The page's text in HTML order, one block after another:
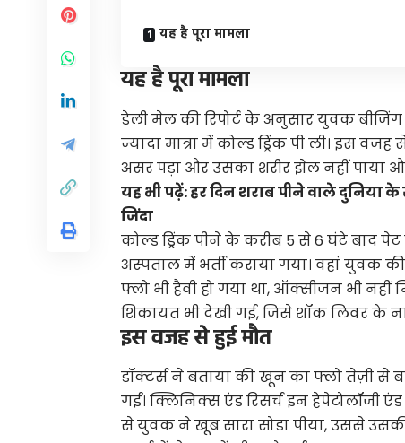
यह है पूरा मामला
यह है पूरा मामला
डेली मेल की रिपोर्ट के अनुसार युवक
ज्यादा मात्रा में कोल्ड ड्रिंक पी ली। इस
असर पड़ा और उसका शरीर झेल नहीं पाया
यह भी पढ़ें:हर दिन शराब पीने वाले दुनिया
जिंदा
कोल्ड ड्रिंक पीने के करीब 5 से 6 घंटे बाद
अस्पताल में भर्ती कराया गया। वहां युवक
फ्लो भी हैवी हो गया था, ऑक्सीजन भी
शिकायत भी देखी गई, जिसे शॉक लिवर के
इस वजह से हुई मौत
डॉक्टर्स ने बताया की खून का फ्लो तेज़ी
गई। क्लिनिक्स एंड रिसर्च इन हेपेटोलॉजी
से युवक ने खूब सारा सोडा पीया, उससे